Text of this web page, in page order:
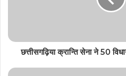
छत्तीसगढ़िया क्रान्ति सेना ने 50